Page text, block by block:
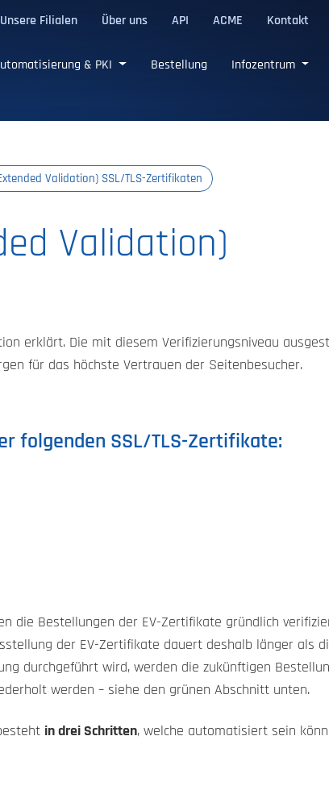
Unsere Filialen Über uns API ACME Kontakt
& PKI Bestellung Infozentrum
Validation) SSL/TLS-Zertifikaten
Validation)
erklärt. Die mit diesem Verifizierungsniveau
für das höchste Vertrauen der Seitenbesucher.
folgenden SSL/TLS-Zertifikate:
die Bestellungen der EV-Zertifikate gründlich
der EV-Zertifikate dauert deshalb länger als
durchgeführt wird, werden die zukünftigen
werden – siehe den grünen Abschnitt unten.
in drei Schritten, welche automatisiert sein